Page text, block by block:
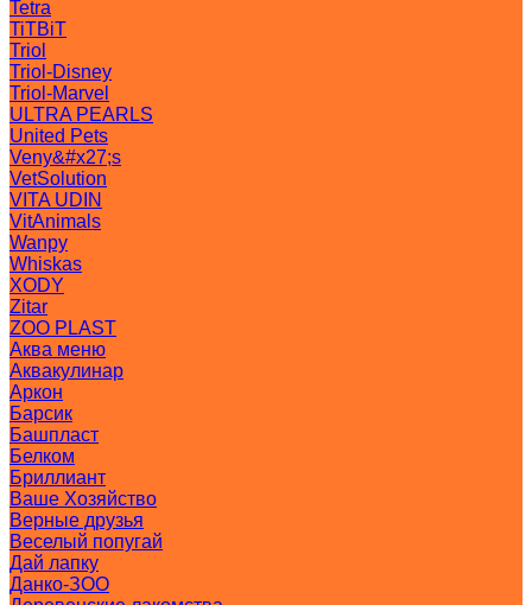
Tetra
TiTBiT
Triol
Triol-Disney
Triol-Marvel
ULTRA PEARLS
United Pets
Veny&#x27;s
VetSolution
VITA UDIN
VitAnimals
Wanpy
Whiskas
XODY
Zitar
ZOO PLAST
Аква меню
Аквакулинар
Аркон
Барсик
Башпласт
Белком
Бриллиант
Ваше Хозяйство
Верные друзья
Веселый попугай
Дай лапку
Данко-ЗОО